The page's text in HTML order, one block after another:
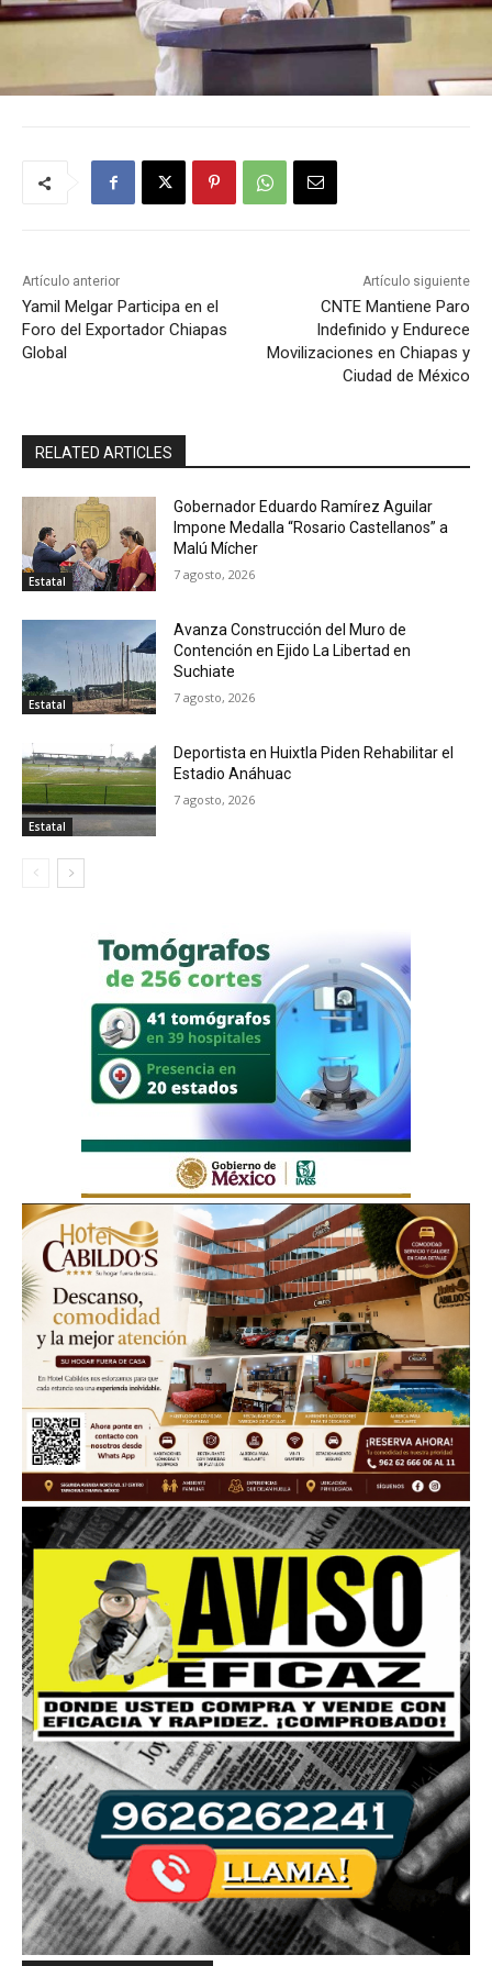
Artículo anterior
Yamil Melgar Participa en el
Foro del Exportador Chiapas
Global
Artículo siguiente
CNTE Mantiene Paro
Indefinido y Endurece
Movilizaciones en Chiapas y
Ciudad de México
RELATED ARTICLES
Estatal
Gobernador Eduardo Ramírez Aguilar
Impone Medalla “Rosario Castellanos” a
Malú Mícher
7 agosto, 2026
Estatal
Avanza Construcción del Muro de
Contención en Ejido La Libertad en
Suchiate
7 agosto, 2026
Estatal
Deportista en Huixtla Piden Rehabilitar el
Estadio Anáhuac
7 agosto, 2026